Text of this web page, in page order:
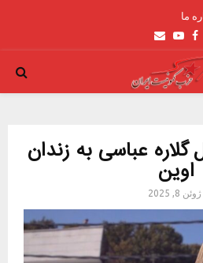
ما
Facebook
Youtube
Email
گلاره عباسی به زندان
اوین
ژوئن 8, 2025